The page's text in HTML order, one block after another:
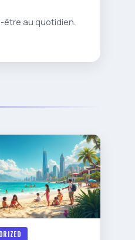
au quotidien.